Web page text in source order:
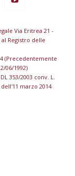
Via Eritrea 21 -
Registro delle
(Precedentemente
06/1992)
353/2003 conv. L.
dell'11 marzo 2014